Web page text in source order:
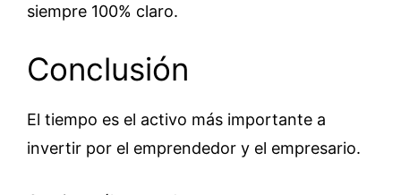
siempre 100% claro.
Conclusión
El tiempo es el activo más importante a
invertir por el emprendedor y el empresario.